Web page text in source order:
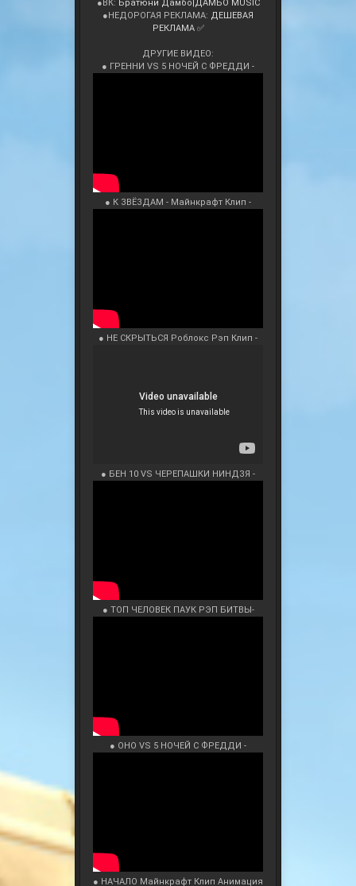
●ВК: Братюни Дамбо|ДАМБО MUSIC
●НЕДОРОГАЯ РЕКЛАМА: ДЕШЕВАЯ
РЕКЛАМА ✅
ДРУГИЕ ВИДЕО:
● ГРЕННИ VS 5 НОЧЕЙ С ФРЕДДИ -
● К ЗВЁЗДАМ - Майнкрафт Клип -
● НЕ СКРЫТЬСЯ Роблокс Рэп Клип -
● БЕН 10 VS ЧЕРЕПАШКИ НИНДЗЯ -
● ТОП ЧЕЛОВЕК ПАУК РЭП БИТВЫ-
● ОНО VS 5 НОЧЕЙ С ФРЕДДИ -
● НАЧАЛО Майнкрафт Клип Анимация